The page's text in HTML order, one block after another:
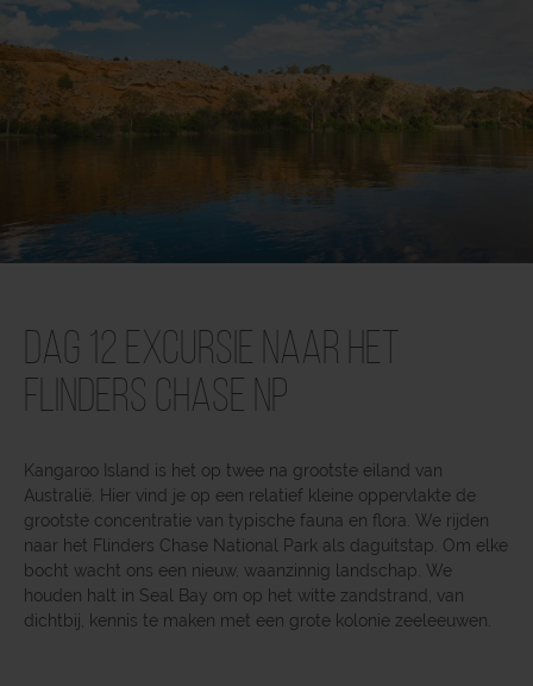
Dag 12 Excursie naar het
Flinders Chase NP
Kangaroo Island is het op twee na grootste eiland van
Australië. Hier vind je op een relatief kleine oppervlakte de
grootste concentratie van typische fauna en flora. We rijden
naar het Flinders Chase National Park als daguitstap. Om elke
bocht wacht ons een nieuw, waanzinnig landschap. We
houden halt in Seal Bay om op het witte zandstrand, van
dichtbij, kennis te maken met een grote kolonie zeeleeuwen.